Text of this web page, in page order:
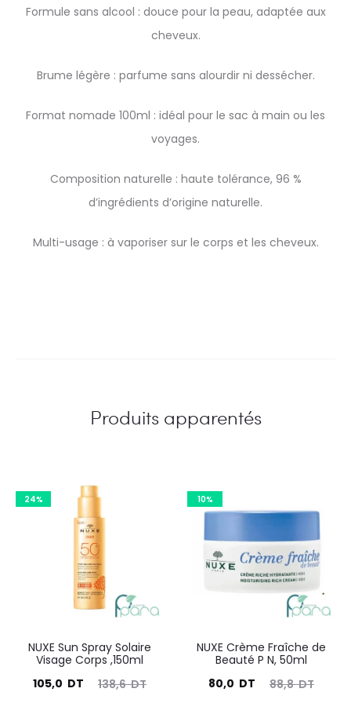
Formule sans alcool : douce pour la peau, adaptée aux
cheveux.
Brume légère : parfume sans alourdir ni dessécher.
Format nomade 100ml : idéal pour le sac à main ou les
voyages.
Composition naturelle : haute tolérance, 96 %
d’ingrédients d’origine naturelle.
Multi-usage : à vaporiser sur le corps et les cheveux.
Produits apparentés
24%
NUXE Sun Spray Solaire
Visage Corps ,150ml
138,6DT
Le
105,0 DT
Le
10%
NUXE Crème Fraîche de
Beauté P N, 50ml
88,8DT
Le
80,0 DT